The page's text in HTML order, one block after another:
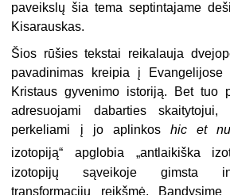
pa­veikslų šia tema septintajame
Kisarauskas.
Šios rūšies tekstai reikalauja
pavadinimas kreipia į Evangelijose
Kristaus gyvenimo istoriją. Bet tuo
adresuojami dabarties skaitytojui,
perkeliami į jo aplinkos hic et
izotopiją“ apglobia „antlaikiška
izotopijų sąveikoje gimsta
transformacijų reikšmė.